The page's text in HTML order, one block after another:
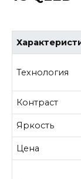
Технология
Контраст
Яркость
Цена